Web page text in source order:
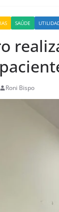
SAÚDE
Roni Bispo